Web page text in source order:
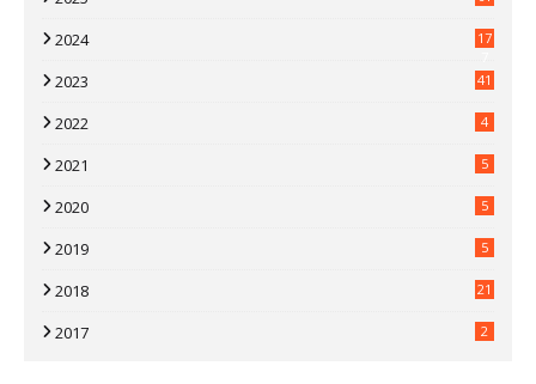
2024
17
2023 41
2022 4
2021 5
2020 5
2019 5
2018 21
2017 2